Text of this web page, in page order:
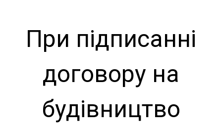
При підписанні
договору на
будівництво